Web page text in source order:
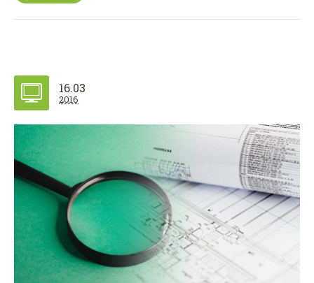
16.03
2016